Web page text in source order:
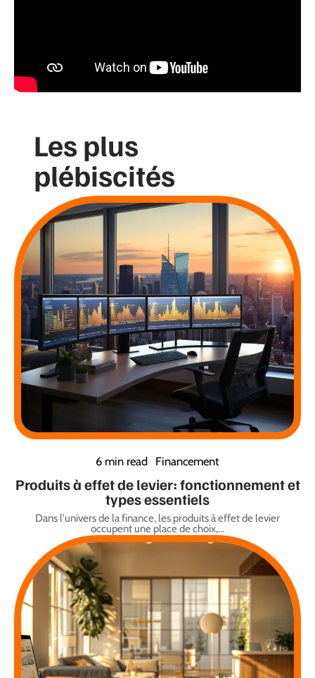
Les plus
plébiscités
6 min read Financement
Produits à effet de levier: fonctionnement et
types essentiels
Dans l'univers de la finance, les produits à effet de levier
occupent une place de choix,…